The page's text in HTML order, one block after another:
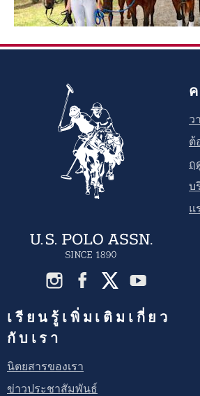
ว
ต้
ฤ
บ
แ
เรียนรู้เพิ่มเติมเกี่ยว
กับเรา
นิตยสารของเรา
ข่าวประชาสัมพันธ์